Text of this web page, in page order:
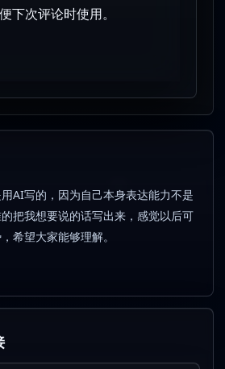
AI写的，因为自己本身表达能力不是
把我想要说的话写出来，感觉以后可
希望大家能够理解。
下次评论时使用。